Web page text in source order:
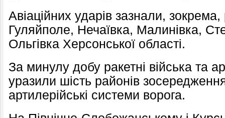
Авіаційних ударів зазнали,
Гуляйполе, Нечаївка, Малинівка,
Ольгівка Херсонської області.
За минулу добу ракетні війська та
уразили шість районів
артилерійські системи ворога.